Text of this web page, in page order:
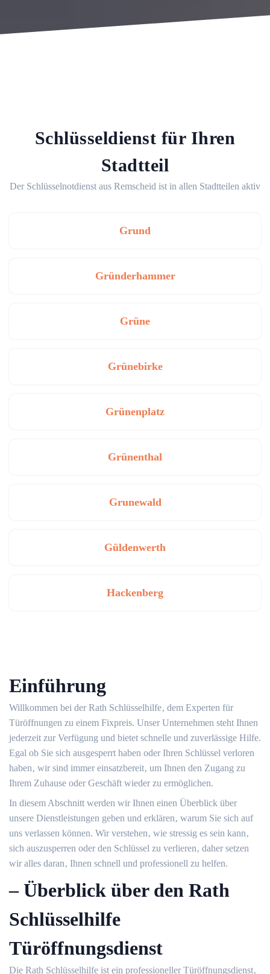
Schlüsseldienst für Ihren
Stadtteil
Der Schlüsselnotdienst aus Remscheid ist in allen Stadtteilen aktiv
Grund
Gründerhammer
Grüne
Grünebirke
Grünenplatz
Grünenthal
Grunewald
Güldenwerth
Hackenberg
Einführung
Willkommen bei der Rath Schlüsselhilfe‚ dem Experten für
Türöffnungen zu einem Fixpreis.​ Unser Unternehmen steht Ihnen
jederzeit zur Verfügung und bietet schnelle und zuverlässige Hilfe.​
Egal ob Sie sich ausgesperrt haben oder Ihren Schlüssel verloren
haben‚ wir sind immer einsatzbereit‚ um Ihnen den Zugang zu
Ihrem Zuhause oder Geschäft wieder zu ermöglichen.​
In diesem Abschnitt werden wir Ihnen einen Überblick über
unsere Dienstleistungen geben und erklären‚ warum Sie sich auf
uns verlassen können.​ Wir verstehen‚ wie stressig es sein kann‚
sich auszusperren oder den Schlüssel zu verlieren‚ daher setzen
wir alles daran‚ Ihnen schnell und professionell zu helfen.​
– Überblick über den Rath
Schlüsselhilfe
Türöffnungsdienst
Die Rath Schlüsselhilfe ist ein professioneller Türöffnungsdienst‚